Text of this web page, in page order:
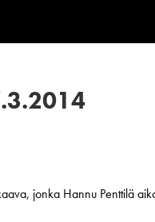
jonka Hannu Penttilä